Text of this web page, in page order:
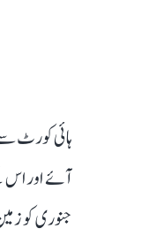
جنوری کو